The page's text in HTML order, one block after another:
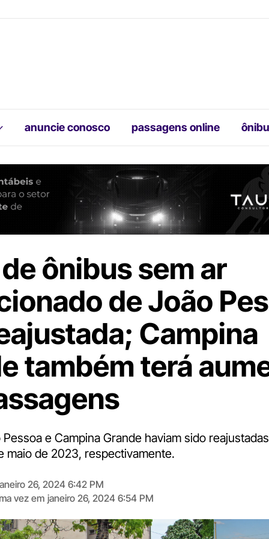
anuncie conosco passagens online
ônibus sem ar
de João
Campina
também terá
e Campina Grande haviam sido
maio de 2023, respectivamente.
26, 2024 6:42 PM
vez em janeiro 26, 2024 6:54 PM
Digite
aqui